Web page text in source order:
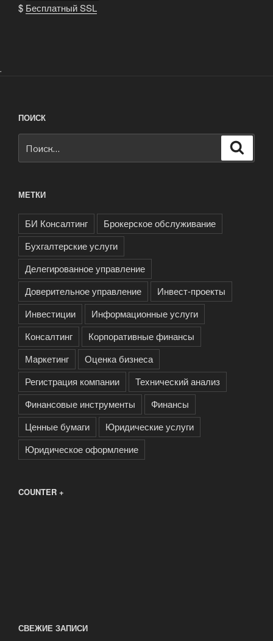
$ Бесплатный SSL
.
ПОИСК
МЕТКИ
БИ Консалтинг
Брокерское обслуживание
Бухгалтерские услуги
Делегированное управление
Доверительное управление
Инвест-проекты
Инвестиции
Информационные услуги
Консалтинг
Корпоративные финансы
Маркетинг
Оценка бизнеса
Регистрация компании
Технический анализ
Финансовые инструменты
Финансы
Ценные бумаги
Юридические услуги
Юридическое оформление
COUNTER +
СВЕЖИЕ ЗАПИСИ